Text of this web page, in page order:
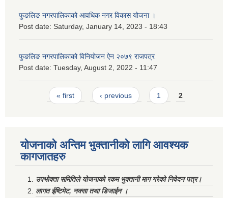
फुङलिङ नगरपालिकाको आवधिक नगर विकास योजना ।
Post date: Saturday, January 14, 2023 - 18:43
फुङलिङ नगरपालिकाको विनियोजन ऐन २०७९ राजपत्र
Post date: Tuesday, August 2, 2022 - 11:47
Pages« first ‹ previous 1 2
योजनाको अन्तिम भुक्तानीको लागि आवश्यक
कागजातहरु
उपभोक्ता समितिले योजनाको रकम भुक्तानी माग गरेको निवेदन पत्र।
लागत ईष्टिमेट, नक्सा तथा डिजाईन ।